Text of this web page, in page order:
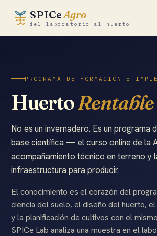
SPICeAgro
del laboratorio al huerto
Huerto Rentable
HR35 · Parte
HR55 · Produce
Herramientas
La ciencia
SPICe Lab ↗
PROGRAMA DE FORMACIÓN E
HuertoRentable
No es un invernadero. Es un programa
base científica — el curso online de la
acompañamiento técnico en terreno y
infraestructura para producir.
El conocimiento es el corazón del
ciencia del suelo, el diseño del huerto,
y la planificación de cultivos con el
SPICe Lab analiza una muestra en el